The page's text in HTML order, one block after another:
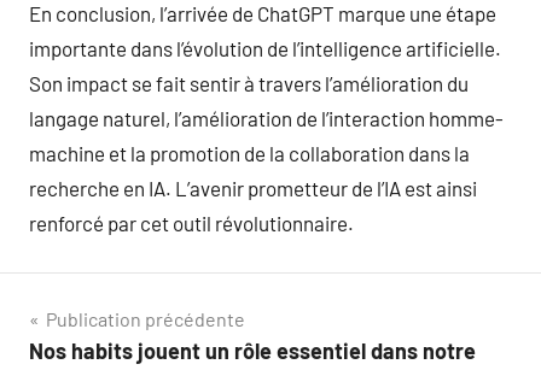
En conclusion, l’arrivée de ChatGPT marque une étape
importante dans l’évolution de l’intelligence artificielle.
Son impact se fait sentir à travers l’amélioration du
langage naturel, l’amélioration de l’interaction homme-
machine et la promotion de la collaboration dans la
recherche en IA. L’avenir prometteur de l’IA est ainsi
renforcé par cet outil révolutionnaire.
Navigation
Publication précédente
Nos habits jouent un rôle essentiel dans notre